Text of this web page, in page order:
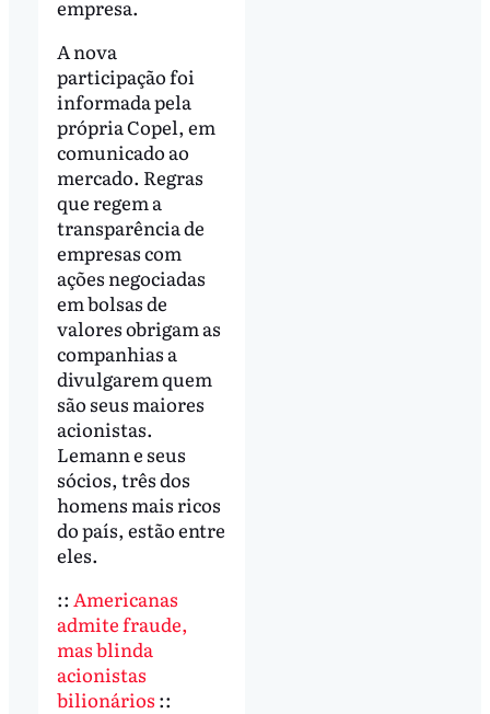
empresa.
A nova
participação foi
informada pela
própria Copel, em
comunicado ao
mercado. Regras
que regem a
transparência de
empresas com
ações negociadas
em bolsas de
valores obrigam as
companhias a
divulgarem quem
são seus maiores
acionistas.
Lemann e seus
sócios, três dos
homens mais ricos
do país, estão entre
eles.
:: Americanas
admite fraude,
mas blinda
acionistas
bilionários ::